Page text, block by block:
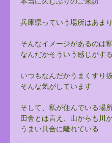
.
兵庫県っていう場所はあま
.
そんなイメージがあるのは
なんだかそういう感じがす
.
いつもなんだかうまくすり
そんな気がしています
.
そして、私が住んでいる場
田舎とは言え、山からも川
うまい具合に離れている
.